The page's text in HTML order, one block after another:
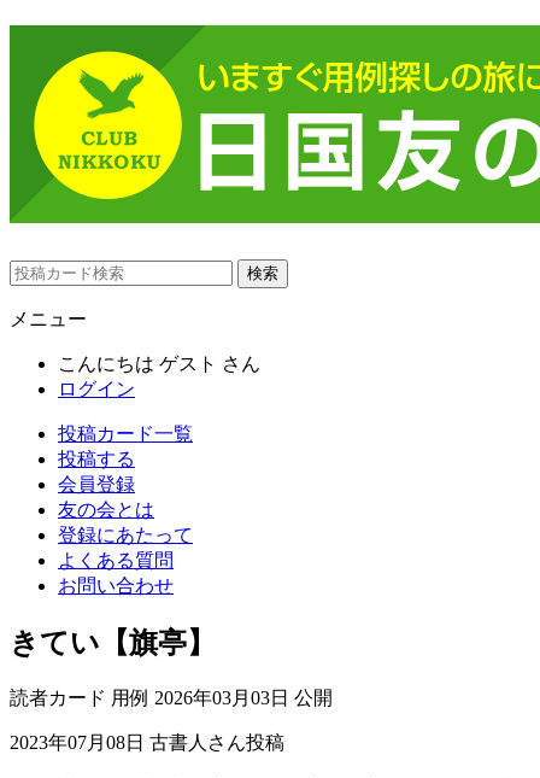
メニュー
こんにちは ゲスト さん
ログイン
投稿カード一覧
投稿する
会員登録
友の会とは
登録にあたって
よくある質問
お問い合わせ
きてい【旗亭】
読者カード 用例 2026年03月03日 公開
2023年07月08日 古書人さん投稿